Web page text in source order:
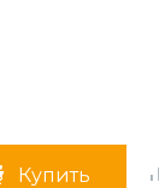
Купить